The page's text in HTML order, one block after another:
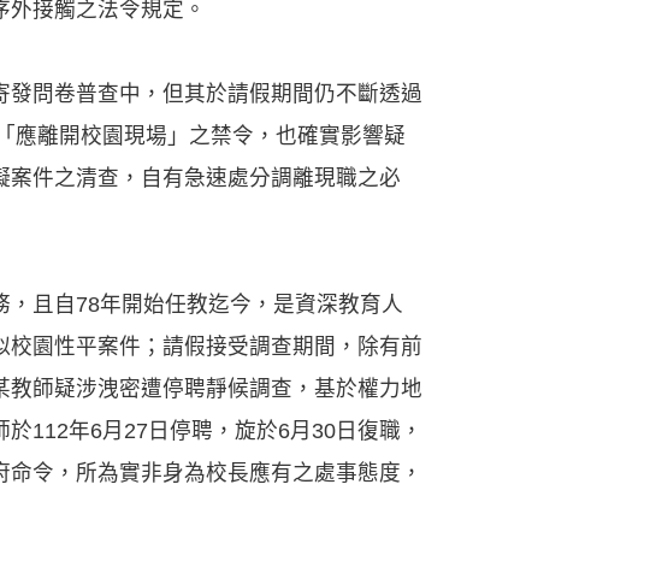
接觸之法令規定。
問卷普查中，但其於請假期間仍不斷透過
應離開校園現場」之禁令，也確實影響疑
件之清查，自有急速處分調離現職之必
且自78年開始任教迄今，是資深教育人
園性平案件；請假接受調查期間，除有前
師疑涉洩密遭停聘靜候調查，基於權力地
112年6月27日停聘，旋於6月30日復職，
令，所為實非身為校長應有之處事態度，